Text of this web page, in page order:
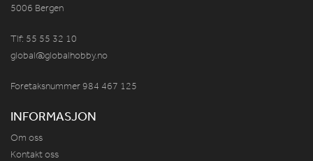
5006 Bergen
Tlf: 55 55 32 10
global@globalhobby.no
Foretaksnummer 984 467 125
INFORMASJON
Om oss
Kontakt oss